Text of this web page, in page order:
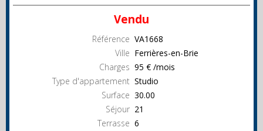
Vendu
Référence VA1668
Ville Ferrières-en-Brie
Charges 95 € /mois
Type d'appartement Studio
Surface 30.00
Séjour 21
Terrasse 6